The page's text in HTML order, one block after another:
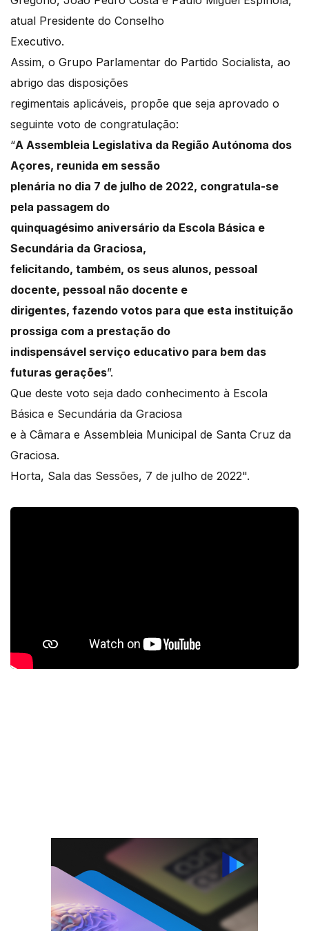
atual Presidente do Conselho
Executivo.
Assim, o Grupo Parlamentar do Partido Socialista, ao
abrigo das disposições
regimentais aplicáveis, propõe que seja aprovado o
seguinte voto de congratulação:
“A Assembleia Legislativa da Região Autónoma dos
Açores, reunida em sessão
plenária no dia 7 de julho de 2022, congratula-se
pela passagem do
quinquagésimo aniversário da Escola Básica e
Secundária da Graciosa,
felicitando, também, os seus alunos, pessoal
docente, pessoal não docente e
dirigentes, fazendo votos para que esta instituição
prossiga com a prestação do
indispensável serviço educativo para bem das
futuras gerações”.
Que deste voto seja dado conhecimento à Escola
Básica e Secundária da Graciosa
e à Câmara e Assembleia Municipal de Santa Cruz da
Graciosa.
Horta, Sala das Sessões, 7 de julho de 2022".